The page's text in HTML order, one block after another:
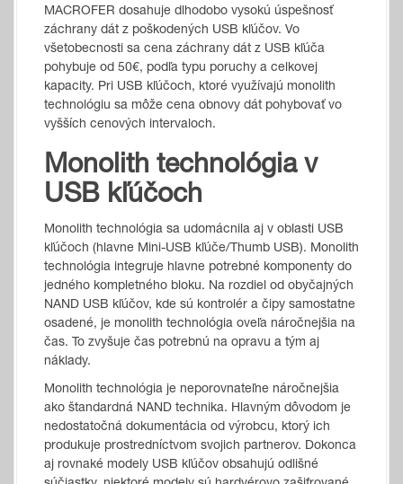
MACROFER dosahuje dlhodobo vysokú úspešnosť
záchrany dát z poškodených USB kľúčov. Vo
všetobecnosti sa cena záchrany dát z USB kľúča
pohybuje od 50€, podľa typu poruchy a celkovej
kapacity. Pri USB kľúčoch, ktoré využívajú monolith
technológiu sa môže cena obnovy dát pohybovať vo
vyšších cenových intervaloch.
Monolith technológia v
USB kľúčoch
Monolith technológia sa udomácnila aj v oblasti USB
kľúčoch (hlavne Mini-USB kľúče/Thumb USB). Monolith
technológia integruje hlavne potrebné komponenty do
jedného kompletného bloku. Na rozdiel od obyčajných
NAND USB kľúčov, kde sú kontrolér a čipy samostatne
osadené, je monolith technológia oveľa náročnejšia na
čas. To zvyšuje čas potrebnú na opravu a tým aj
náklady.
Monolith technológia je neporovnateľne náročnejšia
ako štandardná NAND technika. Hlavným dôvodom je
nedostatočná dokumentácia od výrobcu, ktorý ich
produkuje prostredníctvom svojich partnerov. Dokonca
aj rovnaké modely USB kľúčov obsahujú odlišné